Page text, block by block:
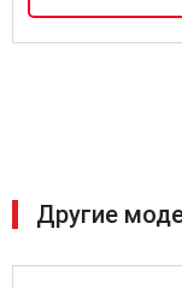
Другие